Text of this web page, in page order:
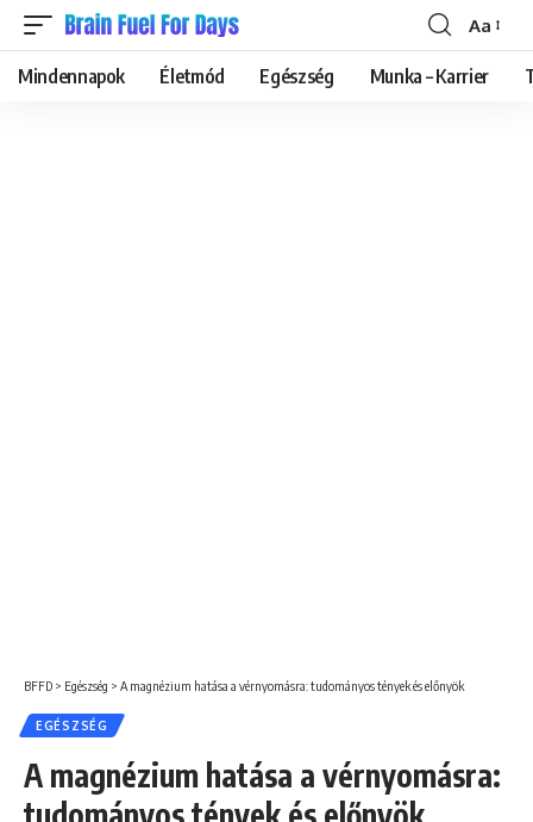
Font
Resizer
Aa
Mindennapok Életmód Egészség Munka – Karrier
BFFD > Egészség > A magnézium hatása a vérnyomásra: tudományos tények és előnyök
EGÉSZSÉG
A magnézium hatása a vérnyomásra: